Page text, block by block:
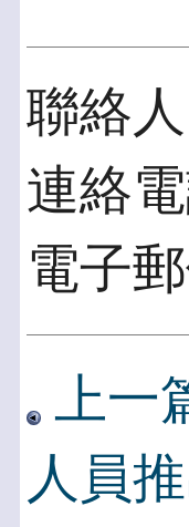
聯絡
連絡
電子
上一
人員